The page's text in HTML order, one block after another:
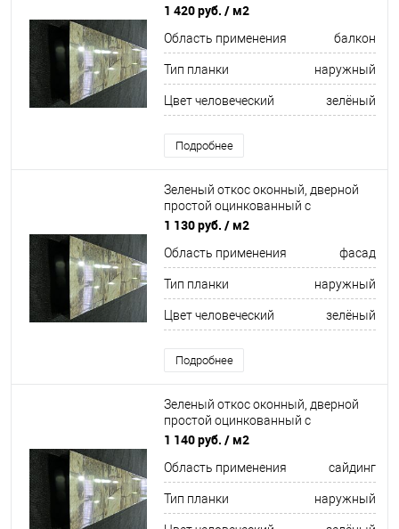
порошковым покрытием 0,45мм
1 420 руб. / м2
Область применения балкон
Тип планки наружный
Цвет человеческий зелёный
Подробнее
Зеленый откос оконный, дверной
простой оцинкованный c
порошковым покрытием 0,45мм
1 130 руб. / м2
Область применения фасад
Тип планки наружный
Цвет человеческий зелёный
Подробнее
Зеленый откос оконный, дверной
простой оцинкованный c
порошковым покрытием 0,5мм RAL
1 140 руб. / м2
Область применения сайдинг
Тип планки наружный